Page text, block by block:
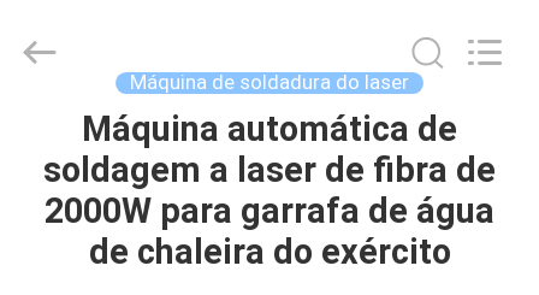
CASA
PRODUTOS
Technology
Company
Máquina de soldadura do laser
Máquina automática de
soldagem a laser de fibra de
2000W para garrafa de água
de chaleira do exército